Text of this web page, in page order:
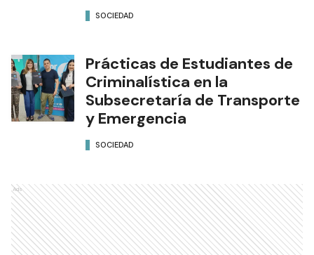
SOCIEDAD
Prácticas de Estudiantes de
Criminalística en la
Subsecretaría de Transporte
y Emergencia
SOCIEDAD
Ads